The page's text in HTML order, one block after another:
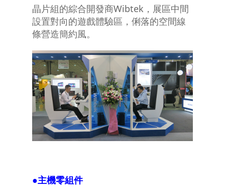
晶片組的綜合開發商Wibtek，展區中間
設置對向的遊戲體驗區，俐落的空間線
條營造簡約風。
●主機零組件